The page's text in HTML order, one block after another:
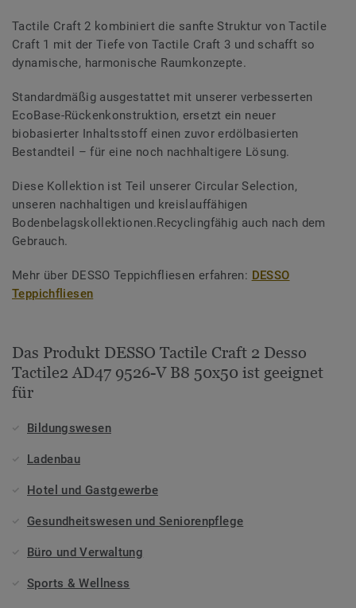
Tactile Craft 2 kombiniert die sanfte Struktur von Tactile
Craft 1 mit der Tiefe von Tactile Craft 3 und schafft so
dynamische, harmonische Raumkonzepte.
Standardmäßig ausgestattet mit unserer verbesserten
EcoBase-Rückenkonstruktion, ersetzt ein neuer
biobasierter Inhaltsstoff einen zuvor erdölbasierten
Bestandteil – für eine noch nachhaltigere Lösung.
Diese Kollektion ist Teil unserer Circular Selection,
unseren nachhaltigen und kreislauffähigen
Bodenbelagskollektionen.Recyclingfähig auch nach dem
Gebrauch.
Mehr über DESSO Teppichfliesen erfahren: DESSO
Teppichfliesen
Das Produkt DESSO Tactile Craft 2 Desso
Tactile2 AD47 9526-V B8 50x50 ist geeignet
für
Bildungswesen
Ladenbau
Hotel und Gastgewerbe
Gesundheitswesen und Seniorenpflege
Büro und Verwaltung
Sports & Wellness